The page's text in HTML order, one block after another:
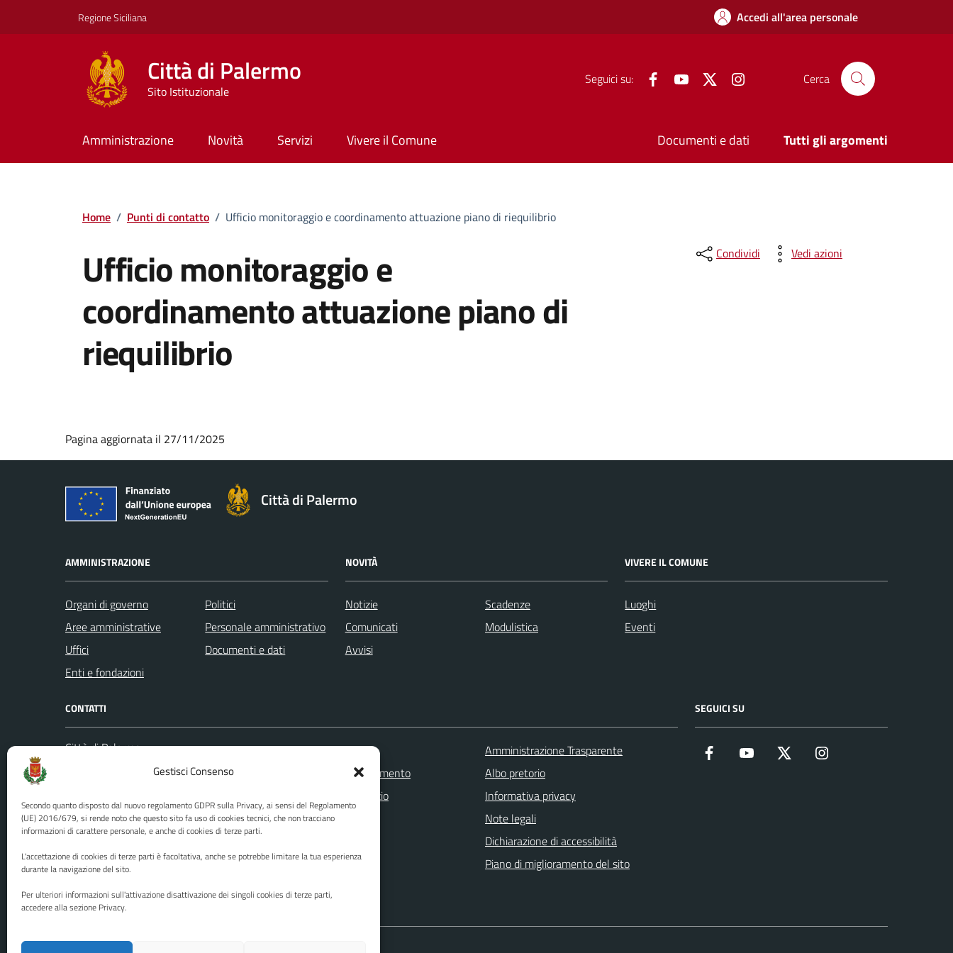
Gestisci Consenso
Secondo quanto disposto dal nuovo regolamento GDPR sulla Privacy, ai sensi del Regolamento
(UE) 2016/679, si rende noto che questo sito fa uso di cookies tecnici, che non tracciano
informazioni di carattere personale, e anche di cookies di terze parti.
L'accettazione di cookies di terze parti è facoltativa, anche se potrebbe limitare la tua esperienza
durante la navigazione del sito.
Per ulteriori informazioni sull'attivazione disattivazione dei singoli cookies di terze parti,
accedere alla sezione Privacy.
Regione Siciliana Accedi all'area personale
Città di Palermo
Sito Istituzionale
Seguici su: FacebookYouTube Twitter Cerca
Amministrazione Novità Servizi Vivere il Comune Documenti e dati Tutti gli argomenti
Home / Punti di contatto / Ufficio monitoraggio e coordinamento attuazione piano di riequilibrio
Ufficio monitoraggio e
coordinamento attuazione piano di
riequilibrio
Condividi Vedi azioni
Pagina aggiornata il 27/11/2025
Città di Palermo
AMMINISTRAZIONE
Organi di governo
Aree amministrative
Uffici
Enti e fondazioni
Politici
Personale amministrativo
Documenti e dati
NOVITÀ
Notizie
Comunicati
Avvisi
Scadenze
Modulistica
VIVERE IL COMUNE
Luoghi
Eventi
CONTATTI
Città di Palermo
Codice fiscale / P. IVA:80016350821
U.O. Ufficio Relazioni con il Pubblico
(URP)
Numero verde: 0917401111
PEC:protocollo@cert.comune.palermo.it
Leggi le FAQ
Prenotazione appuntamento
Segnalazione disservizio
Richiesta assistenza
Amministrazione Trasparente
Albo pretorio
Informativa privacy
Note legali
Dichiarazione di accessibilità
Piano di miglioramento del sito
SEGUICI SU
Facebook YouTube Twitter